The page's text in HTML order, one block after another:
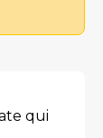
qui